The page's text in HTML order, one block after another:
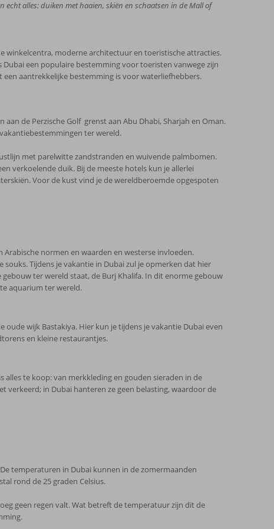
valt. Wat betreft de temperatuur zijn dit
11 10 10 10
1 0 0 1 2 2
een land met een lange geschiedenis
uit alle hoeken van de wereld. Dit
jaar gevierd. De data voor 2025 zijn als
Mohammed)
je ook de afkortingen "Dh" of "Dhs"
echt alles: duiken met haaien, skiën en schaatsen in de Mall of
winkelcentra, moderne architectuur en toeristische attracties.
een populaire bestemming voor toeristen vanwege zijn
aantrekkelijke bestemming is voor waterliefhebbers.
de Perzische Golf grenst aan Abu Dhabi, Sharjah en Oman.
ter wereld.
met parelwitte zandstranden en wuivende palmbomen.
verkoelende duik. Bij de meeste hotels kun je allerlei
Voor de kust vind je de wereldberoemde opgespoten
normen en waarden en westerse invloeden.
Tijdens je vakantie in Dubai zul je opmerken dat hier
ter wereld staat, de Burj Khalifa. In dit enorme gebouw
aquarium ter wereld.
oude wijk Bastakiya. Hier kun je tijdens je vakantie Dubai even
en kleine restaurantjes.
te koop: van merkkleding en gouden sieraden in de
verkeerd; in Dubai hanteren ze geen belasting, waardoor de
temperaturen in Dubai kunnen in de zomermaanden
rond de 25 graden Celsius.
geen regen valt. Wat betreft de temperatuur zijn dit de